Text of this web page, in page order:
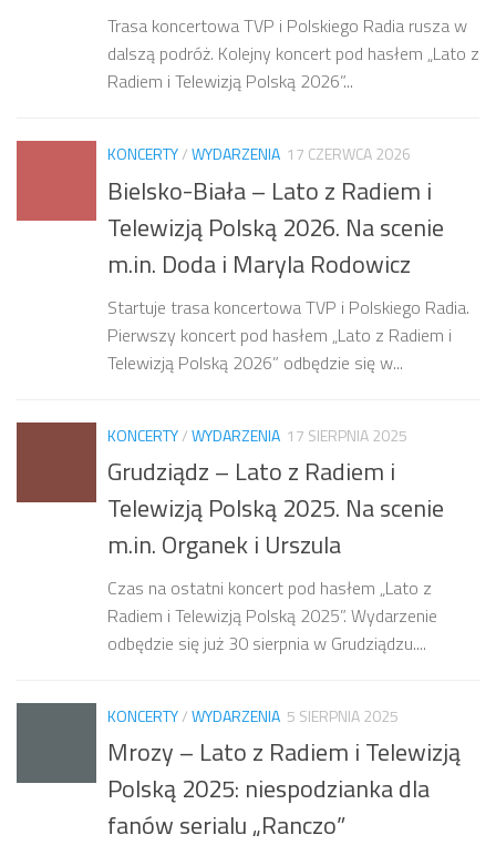
Trasa koncertowa TVP i Polskiego Radia rusza w
dalszą podróż. Kolejny koncert pod hasłem „Lato z
Radiem i Telewizją Polską 2026”...
KONCERTY/WYDARZENIA 17 CZERWCA 2026
Bielsko-Biała – Lato z Radiem i
Telewizją Polską 2026. Na scenie
m.in. Doda i Maryla Rodowicz
Startuje trasa koncertowa TVP i Polskiego Radia.
Pierwszy koncert pod hasłem „Lato z Radiem i
Telewizją Polską 2026” odbędzie się w...
KONCERTY/WYDARZENIA 17 SIERPNIA 2025
Grudziądz – Lato z Radiem i
Telewizją Polską 2025. Na scenie
m.in. Organek i Urszula
Czas na ostatni koncert pod hasłem „Lato z
Radiem i Telewizją Polską 2025”. Wydarzenie
odbędzie się już 30 sierpnia w Grudziądzu....
KONCERTY/WYDARZENIA 5 SIERPNIA 2025
Mrozy – Lato z Radiem i Telewizją
Polską 2025: niespodzianka dla
fanów serialu „Ranczo”